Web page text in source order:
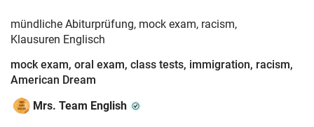
mündliche Abiturprüfung, mock exam, racism,
Klausuren Englisch
mock exam, oral exam, class tests, immigration, racism,
American Dream
Mrs. Team English